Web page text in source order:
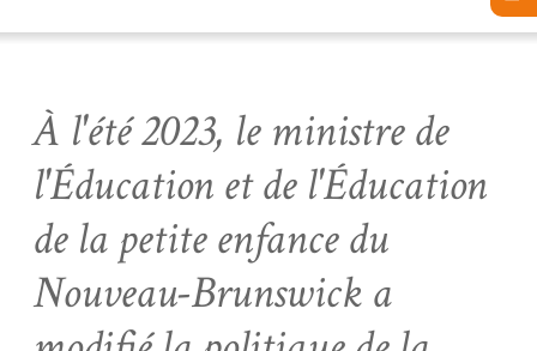
À l'été 2023, le ministre de
l'Éducation et de l'Éducation
de la petite enfance du
Nouveau-Brunswick a